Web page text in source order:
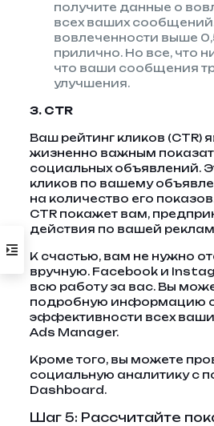
получите данные о
всех ваших
вовлеченности выше
прилично. Но все, что
что ваши сообщения
улучшения.
3. CTR
Ваш рейтинг кликов (CTR)
жизненно важным
социальных объявлений.
кликов по вашему
на количество его
CTR покажет вам,
действия по вашей
К счастью, вам не нужно
вручную. Facebook и
всю работу за вас. Вы
подробную информацию
эффективности всех
Ads Manager.
Кроме того, вы можете
социальную аналитику с
Dashboard.
Шаг 5: Рассчитайте